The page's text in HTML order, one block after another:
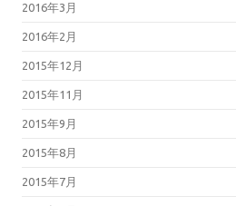
2016年3月
2016年2月
2015年12月
2015年11月
2015年9月
2015年8月
2015年7月